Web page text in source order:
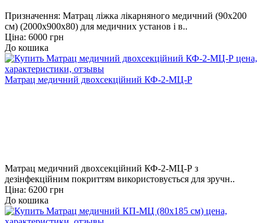
Призначення: Матрац ліжка лікарняного медичний (90х200
см) (2000х900х80) для медичних установ і в..
Ціна: 6000 грн
До кошика
Матрац медичний двохсекційний КФ-2-МЦ-Р
Матрац медичний двохсекційний КФ-2-МЦ-Р з
дезінфекційним покриттям використовується для зручн..
Ціна: 6200 грн
До кошика